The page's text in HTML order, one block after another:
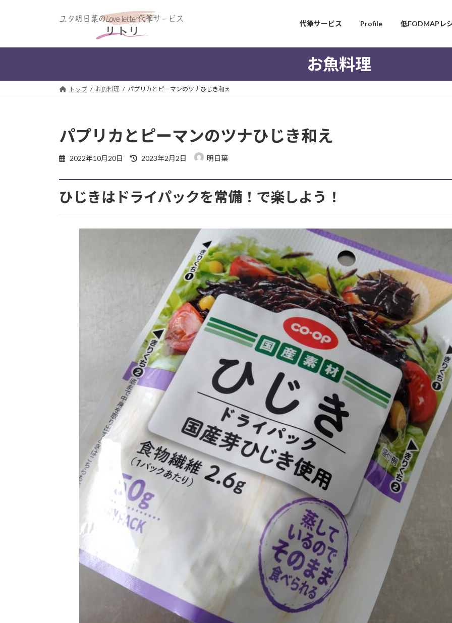
ス
ン
代筆サービス Profile 低FODMAPレ
お魚料理
トップ お魚料理 パプリカとピーマンのツナひじき和え
パプリカとピーマンのツナひじき和え
2022年10月20日
最
日
2023年2月2日 明日葉
ひじきはドライパックを常備！で楽しよう！